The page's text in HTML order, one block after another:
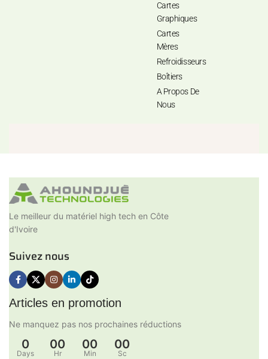
Cartes
Graphiques
Cartes
Mères
Refroidisseurs
Boîtiers
A Propos De
Nous
Le meilleur du matériel high tech en Côte
d'Ivoire
Suivez nous
Articles en promotion
Ne manquez pas nos prochaines réductions
0
Days
00
Hr
00
Min
00
Sc